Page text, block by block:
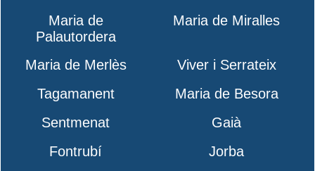
Maria de
Palautordera
Maria de Miralles
Maria de Merlès
Viver i Serrateix
Tagamanent
Maria de Besora
Sentmenat
Gaià
Fontrubí
Jorba